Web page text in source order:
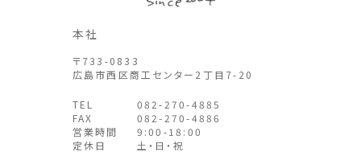
本社
〒733-0833
広島市西区商工センター2丁目7-20
TEL
082-270-4885
FAX
082-270-4886
営業時間
9:00-18:00
定休日
土・日・祝